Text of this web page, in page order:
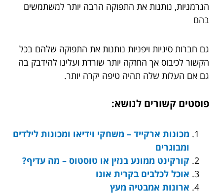
הגרמניות, נותנות את התפוקה הרבה יותר למשתמשים
בהם
גם חברות סיניות ויפניות נותנות את התפוקה שלהם בכל
הקשור לכיבוס אך החזקה יותר שורדת ועלינו להידבק בה
גם אם העלות שלה תהיה טיפה יקרה יותר.
פוסטים קשורים לנושא:
מכונות ארקייד – משחקי וידיאו ומכונות לילדים
ומבוגרים
קורקינט ממונע בנזין או טוסטוס – מה עדיף?
אוכל לכלבים בקרית אונו
ארונות אמבטיה מעץ